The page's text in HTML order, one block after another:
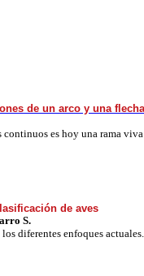
de un arco y una flecha
continuos es hoy una rama
de aves
S.
diferentes enfoques actuales.